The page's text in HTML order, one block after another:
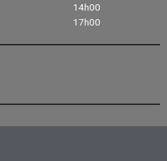
14h00
17h00